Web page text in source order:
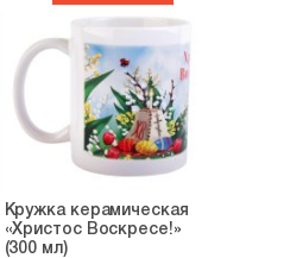
Кружка керамическая
«Христос Воскресе!»
(300 мл)